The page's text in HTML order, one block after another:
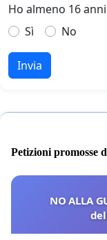
Ho almeno 16
Sì
No
Invia
Petizioni promosse
NO ALLA